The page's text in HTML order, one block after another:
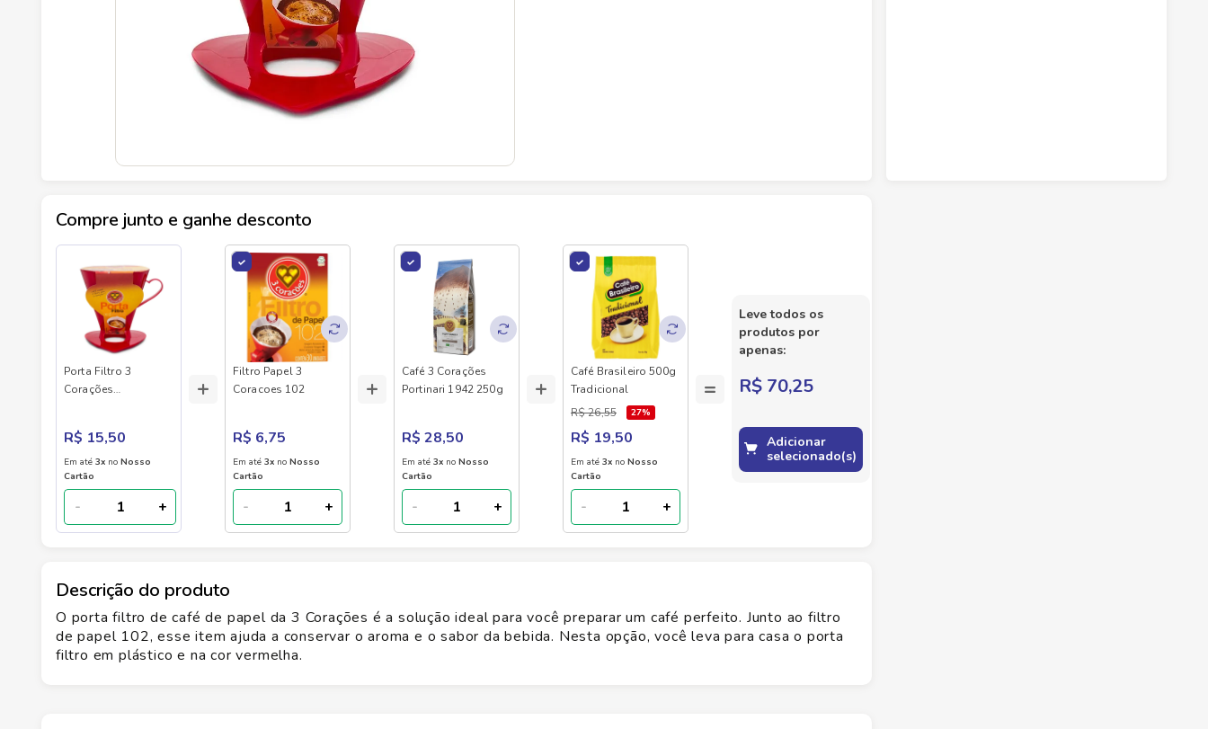
Compre junto e ganhe desconto
Porta Filtro 3
Corações
R$ 15,50
Em até 3x no Nosso
Cartão
- +
+
Filtro Papel 3
Coracoes 102
R$ 6,75
Em até 3x no Nosso
Cartão
- +
+
Café 3 Corações
Portinari 1942 250g
R$ 28,50
Em até 3x no Nosso
Cartão
- +
+
Café Brasileiro 500g
Tradicional
R$ 26,55
27%
R$ 19,50
Em até 3x no Nosso
Cartão
- +
=
Leve todos os
produtos por
apenas:
R$ 70,25
Adicionar
selecionado(s)
Descrição do produto
O porta filtro de café de papel da 3 Corações é a solução ideal para você preparar um café perfeito. Junto ao filtro
de papel 102, esse item ajuda a conservar o aroma e o sabor da bebida. Nesta opção, você leva para casa o porta
filtro em plástico e na cor vermelha.